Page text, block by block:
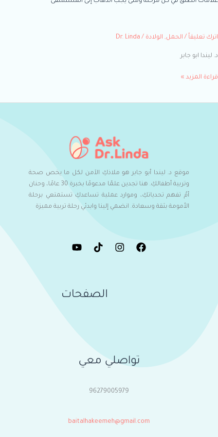
تعليقاً /الحمل,الولادة/
Dr. Linda
ابو جابر
المزيد »
موقع د. ليندا أبو جابر هو ملاذكِ الآمن لكل ما يخص صحة
وتربية أطفالكِ. هنا تجدين علمًا مدعومًا بخبرة 30 عامًا، وحنان
أمٌ تفهم تحدياتكِ، وموارد عملية تساعدكِ تستمتعي برحلة
الأمومة بثقة وسعادة. انضمي إلينا وابدئي رحلة تربية مميزة
الصفحات
تواصلي معي
96279005979
baitalhakeemeh@gmail.com